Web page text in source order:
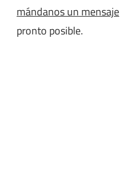
mándanos un mensaje
pronto posible.